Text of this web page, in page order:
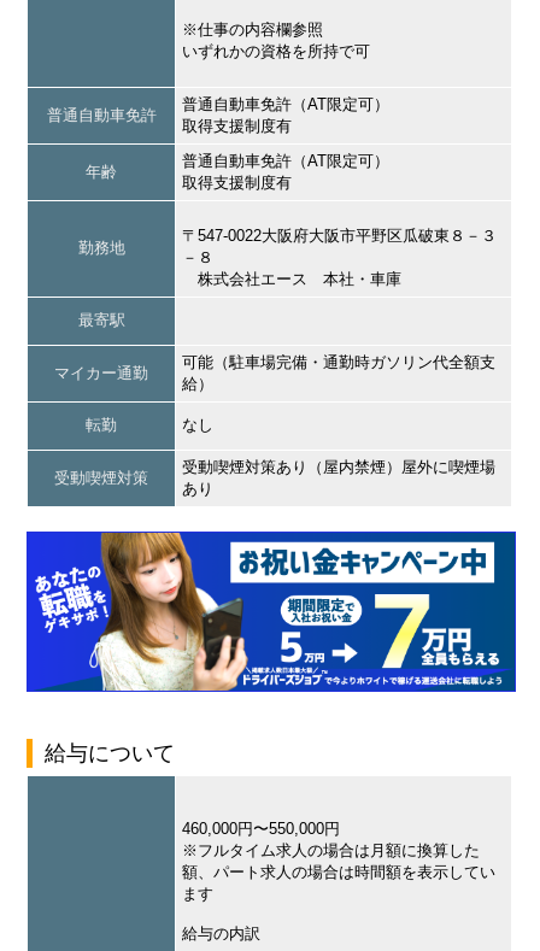
※仕事の内容欄参照
いずれかの資格を所持で可
普通自動車免許
普通自動車免許（AT限定可）
取得支援制度有
年齢
普通自動車免許（AT限定可）
取得支援制度有
勤務地
〒547-0022大阪府大阪市平野区瓜破東８－３
－８
株式会社エース 本社・車庫
最寄駅
マイカー通勤
可能（駐車場完備・通勤時ガソリン代全額支
給）
転勤 なし
受動喫煙対策
受動喫煙対策あり（屋内禁煙）屋外に喫煙場
あり
給与について
460,000円〜550,000円
※フルタイム求人の場合は月額に換算した
額、パート求人の場合は時間額を表示してい
ます
給与の内訳